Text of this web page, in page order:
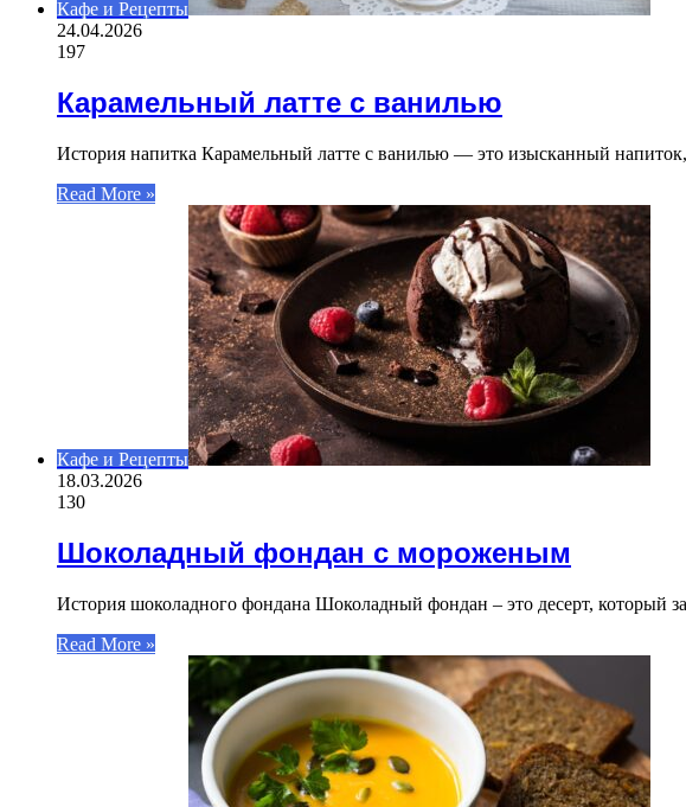
Кафе и Рецепты
24.04.2026
197
Карамельный латте с ванилью
История напитка Карамельный латте с ванилью — это изысканный
Read More »
Кафе и Рецепты
18.03.2026
130
Шоколадный фондан с мороженым
История шоколадного фондана Шоколадный фондан – это десерт, который
Read More »